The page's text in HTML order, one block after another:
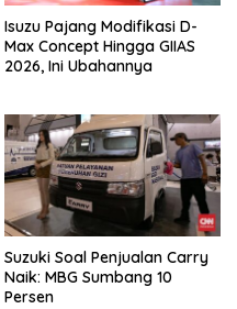
Isuzu Pajang Modifikasi D-
Max Concept Hingga GIIAS
2026, Ini Ubahannya
Suzuki Soal Penjualan Carry
Naik: MBG Sumbang 10
Persen